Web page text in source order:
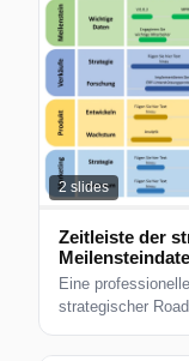
2 slides
Zeitleiste der
Eine
strategischer